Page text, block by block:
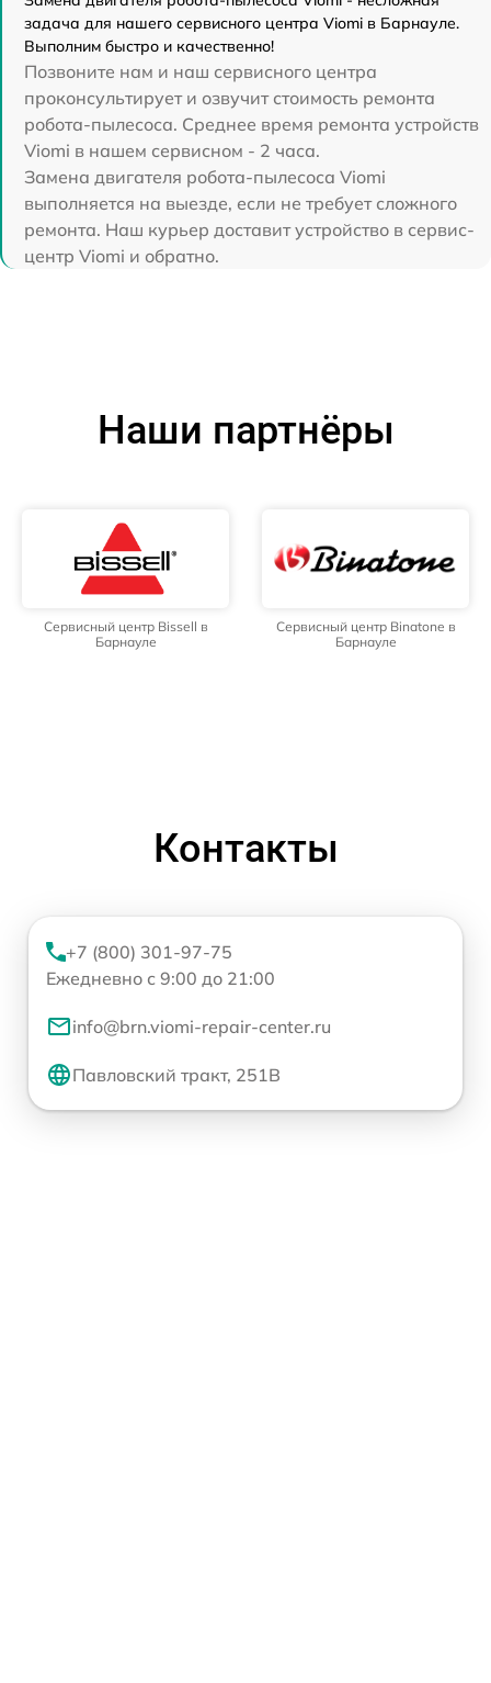
задача для нашего сервисного центра Viomi в Барнауле.
Выполним быстро и качественно!
Позвоните нам и наш сервисного центра
проконсультирует и озвучит стоимость ремонта
робота-пылесоса. Среднее время ремонта устройств
Viomi в нашем сервисном - 2 часа.
Замена двигателя робота-пылесоса Viomi
выполняется на выезде, если не требует сложного
ремонта. Наш курьер доставит устройство в сервис-
центр Viomi и обратно.
Наши партнёры
Сервисный центр Bissell в
Барнауле
Сервисный центр Binatone в
Барнауле
Контакты
+7 (800) 301-97-75
Ежедневно с 9:00 до 21:00
info@brn.viomi-repair-center.ru
Павловский тракт, 251В